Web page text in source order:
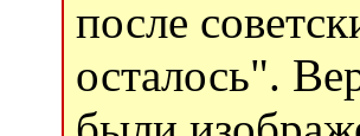
после
осталось".